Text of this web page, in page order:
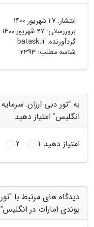
انتشار: 27 شهریور 1400
بروزرسانی: 27 شهریور 1400
گردآورنده: batask.ir
شناسه مطلب: 2393
انگلیس" امتیاز دهید
امتیاز دهید:1
2
پوندی امارات در انگلیس"